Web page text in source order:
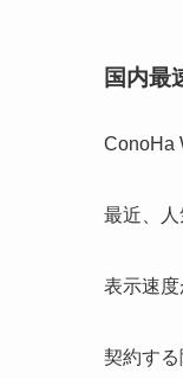
国内最
ConoHa
最近、人
表示速
契約する